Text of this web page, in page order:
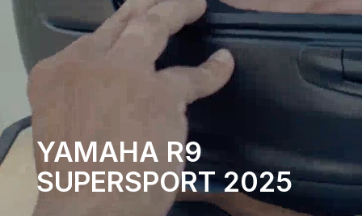
YAMAHA R9
SUPERSPORT 2025